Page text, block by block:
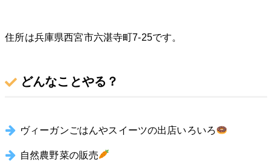
住所は兵庫県西宮市六湛寺町7-25です。
どんなことやる？
ヴィーガンごはんやスイーツの出店いろいろ
自然農野菜の販売